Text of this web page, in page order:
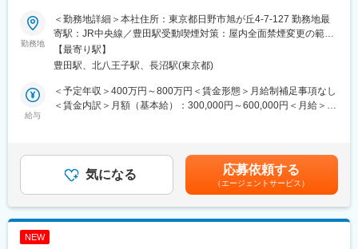
■業務概要：
安全に、品質の良い製品を、お客様の納期通りに出荷できるよう
生産することを目的に、超音波プローブ、CT検出器などの医療機
器の生産に関わる業務を行います。製造ラインリーダー、生産管
理、製造技術、EHSなど製造本部内の各チームへの配属もあり、
様々な知識と経験を身に付けていただきます。
動を通じて生産性向上への貢献* 製造ラインにおける製品の組立、
検査、調整作業* 製造プロセスにおける問題点の特定と解決策の提
案* 製造装置の操作、メンテナンス、およびトラブルシューティン
勤務地
＜勤務地詳細＞本社住所：東京都日野市旭が丘4-7-127 勤務地最
寄駅：JR中央線／豊田駅受動喫煙対策：屋内全面禁煙変更の範
囲：会社の定める事業所（リモートワーク含む）
【最寄り駅】
豊田駅、北八王子駅、長沼駅(東京都)
給与
＜予定年収＞400万円～800万円＜賃金形態＞月給制補足事項なし
＜賃金内訳＞月額（基本給）：300,000円～600,000円＜月給＞
はあくまでも目安の金額であり、選考を通じて上下する可能性が
あります。月給(月額)は固定手当を含めた表記です。
気になる 応募依頼する
（エージェントサービス）
NEW